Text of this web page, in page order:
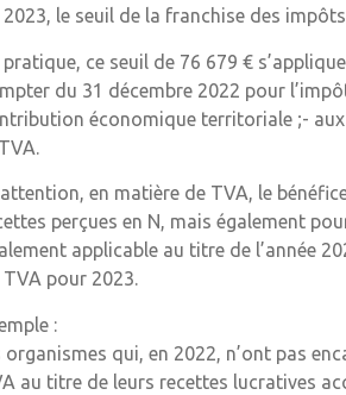
2023, le seuil de la franchise des
pratique, ce seuil de 76 679 €
du 31 décembre 2022 pour
économique territoriale ;-
en matière de TVA, le
perçues en N, mais également
applicable au titre de l’année
TVA pour 2023.
:
organismes qui, en 2022, n’ont pas
au titre de leurs recettes lucratives